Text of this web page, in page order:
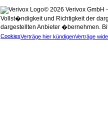
© 2026 Verivox
Vollst�ndigkeit und Richtigkeit der
dargestellten Anbieter �bernehmen.
CookiesVerträge hier kündigenVerträge